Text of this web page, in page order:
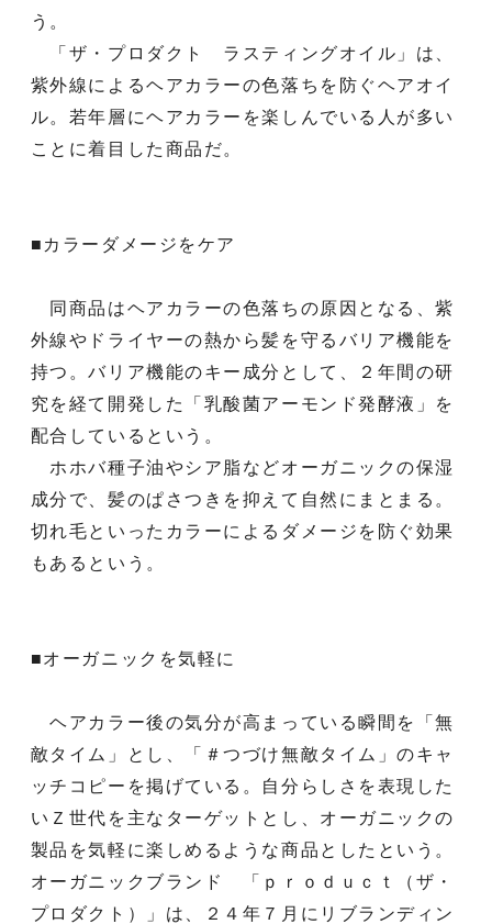
う。
「ザ・プロダクト ラスティングオイル」は、
紫外線によるヘアカラーの色落ちを防ぐヘアオイ
ル。若年層にヘアカラーを楽しんでいる人が多い
ことに着目した商品だ。
■カラーダメージをケア
同商品はヘアカラーの色落ちの原因となる、紫
外線やドライヤーの熱から髪を守るバリア機能を
持つ。バリア機能のキー成分として、２年間の研
究を経て開発した「乳酸菌アーモンド発酵液」を
配合しているという。
ホホバ種子油やシア脂などオーガニックの保湿
成分で、髪のぱさつきを抑えて自然にまとまる。
切れ毛といったカラーによるダメージを防ぐ効果
もあるという。
■オーガニックを気軽に
ヘアカラー後の気分が高まっている瞬間を「無
敵タイム」とし、「＃つづけ無敵タイム」のキャ
ッチコピーを掲げている。自分らしさを表現した
いＺ世代を主なターゲットとし、オーガニックの
製品を気軽に楽しめるような商品としたという。
オーガニックブランド 「ｐｒｏｄｕｃｔ（ザ・
プロダクト）」は、２４年７月にリブランディン